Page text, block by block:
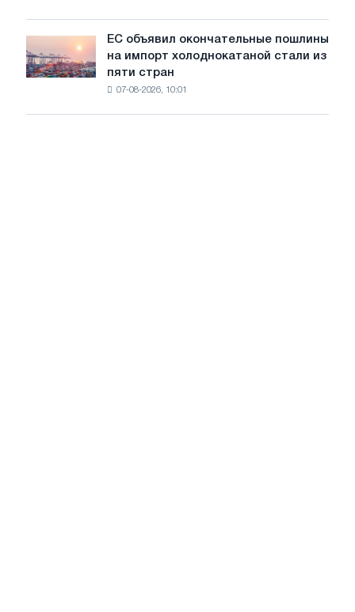
трамвайных
путей
Москвы
Ярославля
объявил
окончательные
ЕС объявил окончательные пошлины
на импорт холоднокатаной стали из
пяти стран
07-08-2026, 10:01